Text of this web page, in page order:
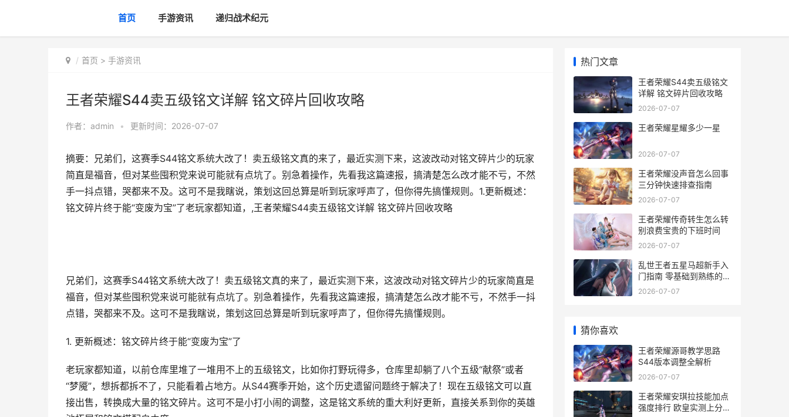
首页 手游资讯 递归战术纪元
首页 > 手游资讯
王者荣耀S44卖五级铭文详解 铭文碎片回收攻略
作者： admin • 更新时间：2026-07-07
摘要：兄弟们，这赛季S44铭文系统大改了！卖五级铭文真的来了，最近实测下来，这波改动对铭文碎片少的玩家
简直是福音，但对某些囤积党来说可能就有点坑了。别急着操作，先看我这篇速报，搞清楚怎么改才能不亏，不然
手一抖点错，哭都来不及。这可不是我瞎说，策划这回总算是听到玩家呼声了，但你得先搞懂规则。1.更新概述：
铭文碎片终于能“变废为宝”了老玩家都知道，,王者荣耀S44卖五级铭文详解 铭文碎片回收攻略
兄弟们，这赛季S44铭文系统大改了！卖五级铭文真的来了，最近实测下来，这波改动对铭文碎片少的玩家简直是
福音，但对某些囤积党来说可能就有点坑了。别急着操作，先看我这篇速报，搞清楚怎么改才能不亏，不然手一抖
点错，哭都来不及。这可不是我瞎说，策划这回总算是听到玩家呼声了，但你得先搞懂规则。
1. 更新概述：铭文碎片终于能“变废为宝”了
老玩家都知道，以前仓库里堆了一堆用不上的五级铭文，比如你打野玩得多，仓库里却躺了八个五级“献祭”或者
“梦魇”，想拆都拆不了，只能看着占地方。从S44赛季开始，这个历史遗留问题终于解决了！现在五级铭文可以直
接出售，转换成大量的铭文碎片。这可不是小打小闹的调整，这是铭文系统的重大利好更新，直接关系到你的英雄
热门文章
王者荣耀S44卖五级铭文
详解 铭文碎片回收攻略
2026-07-07
王者荣耀星耀多少一星
2026-07-07
王者荣耀没声音怎么回事
三分钟快速排查指南
2026-07-07
王者荣耀传奇转生怎么转
别浪费宝贵的下班时间
2026-07-07
乱世王者五星马超新手入
门指南 零基础到熟练的养
成之路
2026-07-07
猜你喜欢
王者荣耀源哥教学思路
S44版本调整全解析
2026-07-07
王者荣耀安琪拉技能加点
强度排行 欧皇实测上分套